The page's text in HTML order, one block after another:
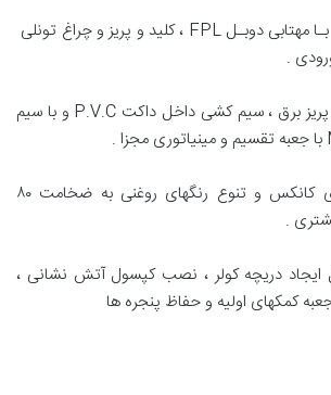
۱۲- سیستم روشنایی : بـا مهتابی دوبـل FPL ، کلید و پریز و چراغ تونلی
.
۱۳ – جهت روشنایی و پریز برق ، سیم کشی داخل داکت P.V.C و با سیم
۱۴- رنگ : رنگ آمیزی کانکس و تنوع رنگهای روغنی به ضخامت ۸۰
.
دریچه کولر ، نصب کپسول آتش نشانی ،
کمکهای اولیه و حفاظ پنجره ها